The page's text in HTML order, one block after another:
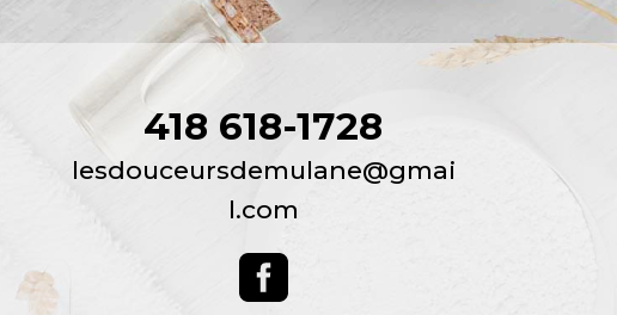
418 618-1728
lesdouceursdemulane@gmai
l.com